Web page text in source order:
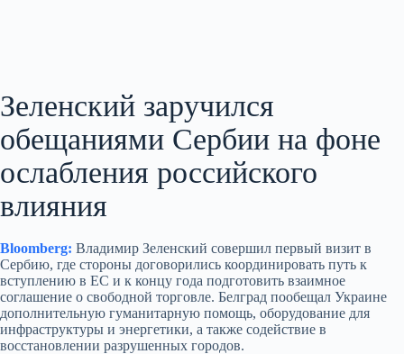
Зеленский заручился
обещаниями Сербии на фоне
ослабления российского
влияния
Bloomberg: Владимир Зеленский совершил первый визит в
Сербию, где стороны договорились координировать путь к
вступлению в ЕС и к концу года подготовить взаимное
соглашение о свободной торговле. Белград пообещал Украине
дополнительную гуманитарную помощь, оборудование для
инфраструктуры и энергетики, а также содействие в
восстановлении разрушенных городов.